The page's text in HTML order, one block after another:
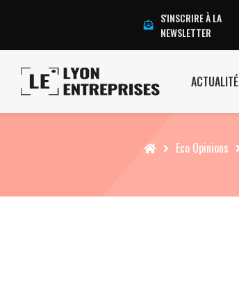
S'INSCRIRE À LA
NEWSLETTER
Accueil Eco Opinions